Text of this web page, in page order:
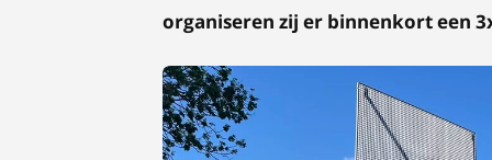
organiseren zij er binnenkort een